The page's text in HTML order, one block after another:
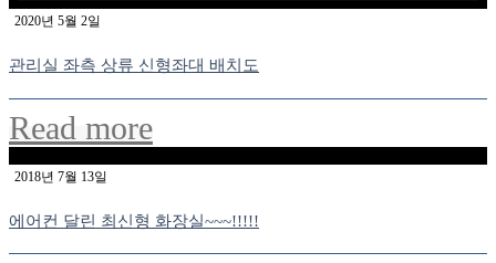
2020년 5월 2일
관리실 좌측 상류 신형좌대 배치도
Read more
2018년 7월 13일
에어컨 달린 최신형 화장실~~~!!!!!